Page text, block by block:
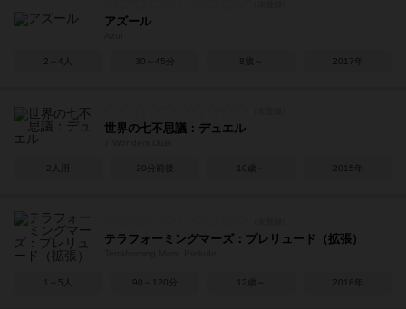
アズール
2～4人 30～45分 8歳～ 2017年
世界の七不思議：デュエル
2人用 30分前後 10歳～ 2015年
テラフォーミングマーズ：プレリュード（拡張）
1～5人 90～120分 12歳～ 2018年